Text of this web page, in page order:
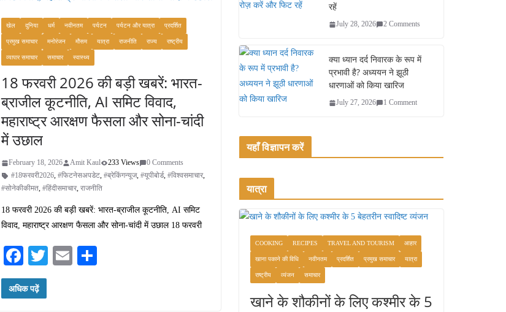
खेल दुनिया धर्म नवीनतम पर्यटन पर्यटन और यात्रा प्रदर्शित
प्रमुख समाचार मनोरंजन मौसम यात्रा राजनीति राज्य राष्ट्रीय
व्यापार समाचार समाचार स्वास्थ्य
18 फरवरी 2026 की बड़ी खबरें: भारत-
ब्राजील कूटनीति, AI समिट विवाद,
महाराष्ट्र आरक्षण फैसला और सोना-चांदी
में उछाल
February 18, 2026 Amit Kaul 233 Views
0 Comments
#18फरवरी2026, #फिटनेसअपडेट, #ब्रेकिंगन्यूज, #यूपीबोर्ड, #विश्वसमाचार,
#सोनेकीकीमत, #हिंदीसमाचार, राजनीति
18 फरवरी 2026 की बड़ी खबरें: भारत-ब्राजील कूटनीति, AI समिट
विवाद, महाराष्ट्र आरक्षण फैसला और सोना-चांदी में उछाल 18 फरवरी
Fa
ce
bo
T
E
अधिक पढ़ें
रहें
July 28, 2026 2 Comments
क्या ध्यान दर्द निवारक के रूप में
प्रभावी है? अध्ययन ने झूठी
धारणाओं को किया खारिज
July 27, 2026 1 Comment
यहाँ विज्ञापन करें
यात्रा
COOKING RECIPES TRAVEL AND TOURISM आहार
खाना पकाने की विधि नवीनतम प्रदर्शित प्रमुख समाचार यात्रा
राष्ट्रीय व्यंजन समाचार
खाने के शौकीनों के लिए कश्मीर के 5